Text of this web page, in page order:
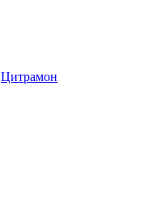
Цитрамон